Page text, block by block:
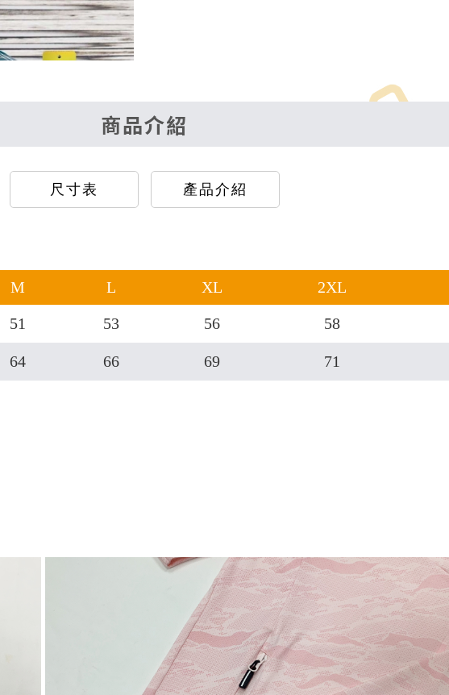
商品介紹
尺寸表 產品介紹
M L XL 2XL
51 53 56 58
64 66 69 71